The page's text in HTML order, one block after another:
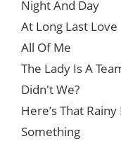
Night And Day
At Long Last Love
All Of Me
The Lady Is A
Didn't We?
Here’s That Rainy
Something